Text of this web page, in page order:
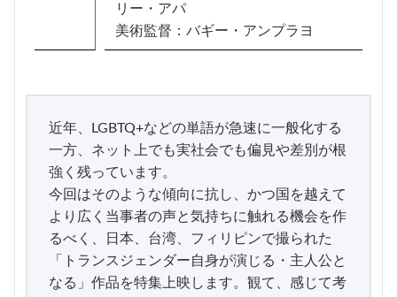
リー・アパ
美術監督：バギー・アンプラヨ
近年、LGBTQ+などの単語が急速に一般化する
一方、ネット上でも実社会でも偏見や差別が根
強く残っています。
今回はそのような傾向に抗し、かつ国を越えて
より広く当事者の声と気持ちに触れる機会を作
るべく、日本、台湾、フィリピンで撮られた
「トランスジェンダー自身が演じる・主人公と
なる」作品を特集上映します。観て、感じて考